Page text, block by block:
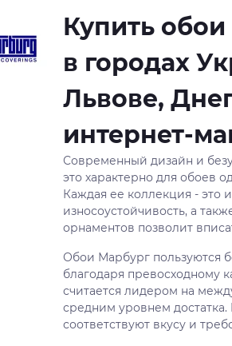
Купить
в городах
Львове,
интернет-
Современный дизайн и
это характерно для обоев
Каждая ее коллекция - это
износоустойчивость, а
орнаментов позволит
Обои Марбург пользуются
благодаря превосходному
считается лидером на
средним уровнем
соответствуют вкусу и